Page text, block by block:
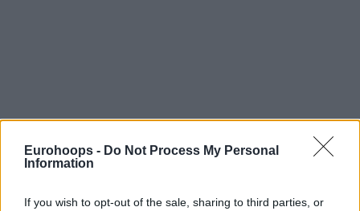
Eurohoops - Do Not Process My Personal
Information
If you wish to opt-out of the sale, sharing to third parties, or